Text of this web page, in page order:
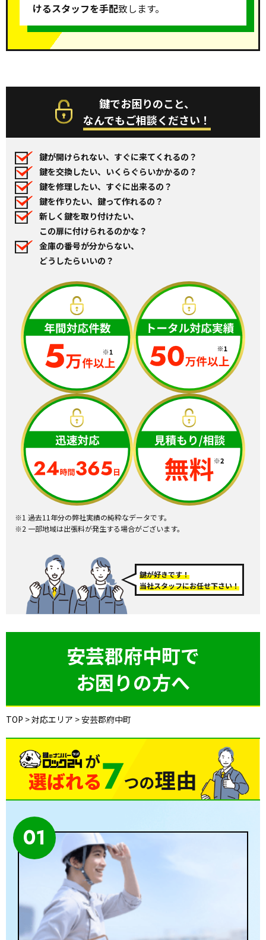
けるスタッフを手配致します。
鍵でお困りのこと、
なんでもご相談ください！
鍵が開けられない、すぐに来てくれるの？
鍵を交換したい、いくらぐらいかかるの？
鍵を修理したい、すぐに出来るの？
鍵を作りたい、鍵って作れるの？
新しく鍵を取り付けたい、
この扉に付けられるのかな？
金庫の番号が分からない、
どうしたらいいの？
※1 過去11年分の弊社実績の純粋なデータです。
※2 一部地域は出張料が発生する場合がございます。
鍵が好きです！
当社スタッフにお任せ下さい！
安芸郡府中町で
お困りの方へ
TOP >対応エリア >安芸郡府中町
01